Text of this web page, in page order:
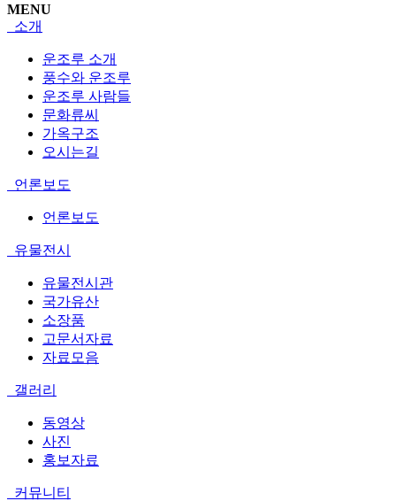
MENU
소개
운조루 소개
풍수와 운조루
운조루 사람들
문화류씨
가옥구조
오시는길
언론보도
언론보도
유물전시
유물전시관
국가유산
소장품
고문서자료
자료모음
갤러리
동영상
사진
홍보자료
커뮤니티